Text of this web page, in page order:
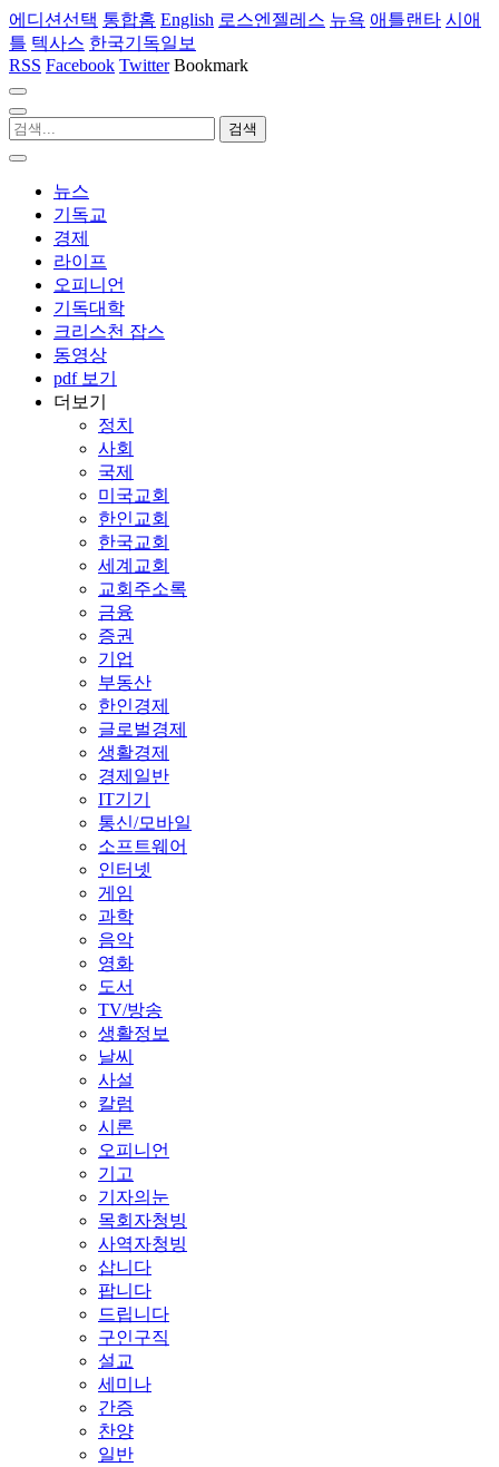
에디션선택 통합홈 English 로스엔젤레스 뉴욕 애틀랜타 시애
틀 텍사스 한국기독일보
RSS Facebook Twitter Bookmark
뉴스
기독교
경제
라이프
오피니언
기독대학
크리스천 잡스
동영상
pdf 보기
더보기
정치
사회
국제
미국교회
한인교회
한국교회
세계교회
교회주소록
금융
증권
기업
부동산
한인경제
글로벌경제
생활경제
경제일반
IT기기
통신/모바일
소프트웨어
인터넷
게임
과학
음악
영화
도서
TV/방송
생활정보
날씨
사설
칼럼
시론
오피니언
기고
기자의눈
목회자청빙
사역자청빙
삽니다
팝니다
드립니다
구인구직
설교
세미나
간증
찬양
일반